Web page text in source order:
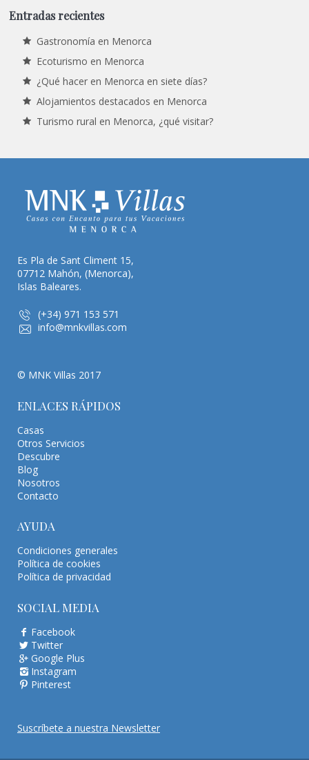
Entradas recientes
Gastronomía en Menorca
Ecoturismo en Menorca
¿Qué hacer en Menorca en siete días?
Alojamientos destacados en Menorca
Turismo rural en Menorca, ¿qué visitar?
Es Pla de Sant Climent 15,
07712 Mahón, (Menorca),
Islas Baleares.
(+34) 971 153 571
info@mnkvillas.com
© MNK Villas 2017
ENLACES RÁPIDOS
Casas
Otros Servicios
Descubre
Blog
Nosotros
Contacto
AYUDA
Condiciones generales
Política de cookies
Política de privacidad
SOCIAL MEDIA
Facebook
Twitter
Google Plus
Instagram
Pinterest
Suscríbete a nuestra Newsletter